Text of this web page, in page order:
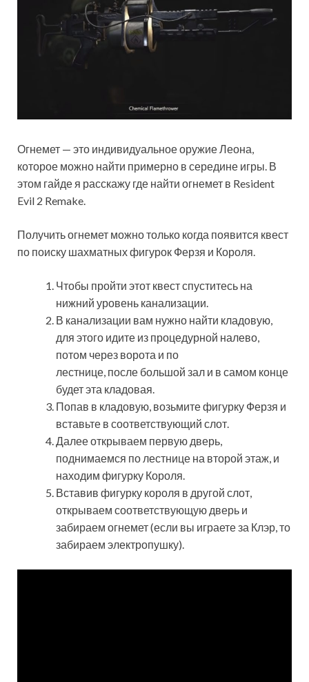
Огнемет — это индивидуальное оружие Леона,
которое можно найти примерно в середине игры. В
этом гайде я расскажу где найти огнемет в Resident
Evil 2 Remake.
Получить огнемет можно только когда появится квест
по поиску шахматных фигурок Ферзя и Короля.
Чтобы пройти этот квест спуститесь на
нижний уровень канализации.
В канализации вам нужно найти кладовую,
для этого идите из процедурной налево,
потом через ворота и по
лестнице, после большой зал и в самом конце
будет эта кладовая.
Попав в кладовую, возьмите фигурку Ферзя и
вставьте в соответствующий слот.
Далее открываем первую дверь,
поднимаемся по лестнице на второй этаж, и
находим фигурку Короля.
Вставив фигурку короля в другой слот,
открываем соответствующую дверь и
забираем огнемет (если вы играете за Клэр, то
забираем электропушку).